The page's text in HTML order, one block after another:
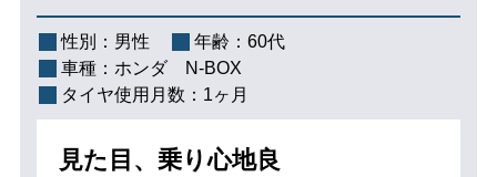
性別： 男性 年齢： 60代
車種： ホンダ N-BOX
タイヤ使用月数： 1ヶ月
見た目、乗り心地良